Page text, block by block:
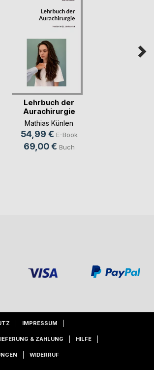
Lehrbuch der
Aurachirurgie
Mathias Künlen
54,99 € E-Book
69,00 € Buch
IMPRESSUM
& ZAHLUNG HILFE
WIDERRUF